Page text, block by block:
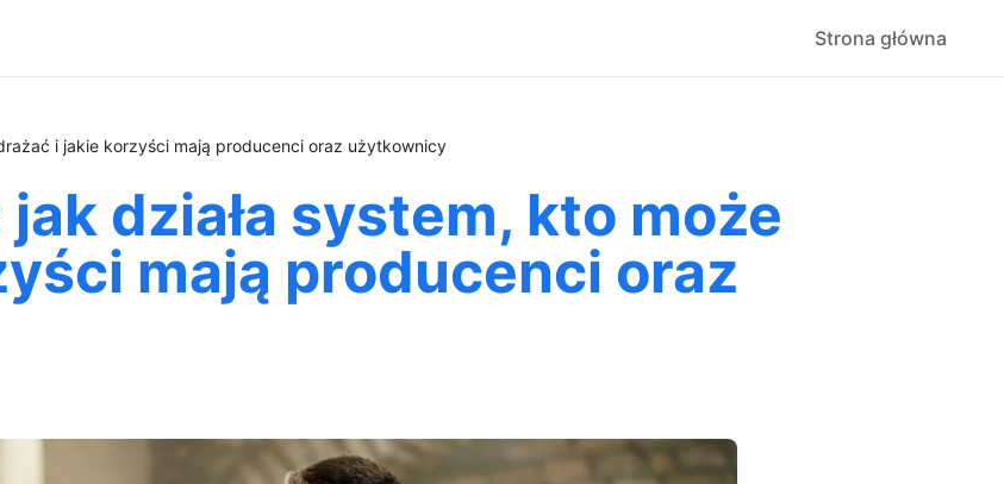
Strona główna
i jakie korzyści mają producenci oraz użytkownicy
działa system, kto może
mają producenci oraz